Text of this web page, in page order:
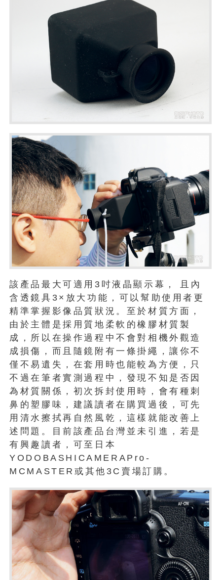
該產品最大可適用3吋液晶顯示幕， 且內
含透鏡具3×放大功能，可以幫助使用者更
精準掌握影像品質狀況。至於材質方面，
由於主體是採用質地柔軟的橡膠材質製
成，所以在操作過程中不會對相機外觀造
成損傷，而且隨鏡附有一條掛繩，讓你不
僅不易遺失，在套用時也能較為方便，只
不過在筆者實測過程中，發現不知是否因
為材質關係，初次拆封使用時，會有種刺
鼻的塑膠味，建議讀者在購買過後，可先
用清水擦拭再自然風乾，這樣就能改善上
述問題。目前該產品台灣並未引進，若是
有興趣讀者，可至日本
YODOBASHICAMERAPro-
MCMASTER或其他3C賣場訂購。